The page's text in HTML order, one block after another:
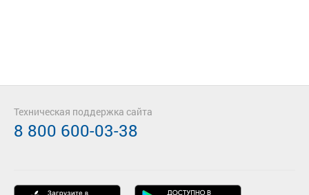
Техническая поддержка сайта
8 800 600-03-38